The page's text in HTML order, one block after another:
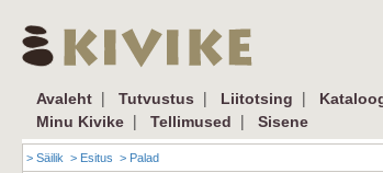
Avaleht | Tutvustus | Liitotsing |
Minu Kivike | Tellimused | Sisene
> Säilik > Esitus > Palad